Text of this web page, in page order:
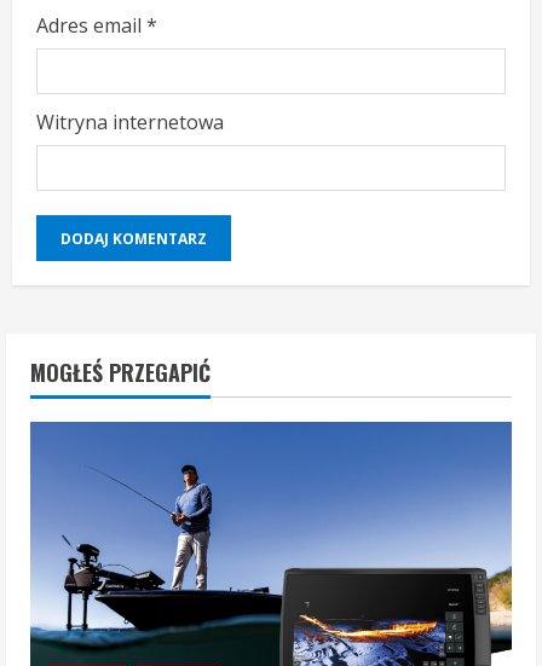
Adres email *
Witryna internetowa
MOGŁEŚ PRZEGAPIĆ